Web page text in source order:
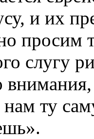
и их
просим
слугу
ту